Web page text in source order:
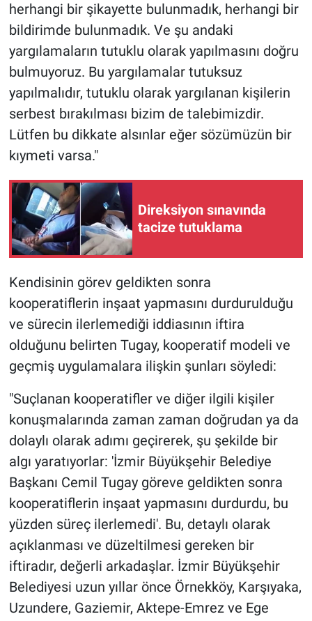
herhangi bir şikayette bulunmadık, herhangi bir
bildirimde bulunmadık. Ve şu andaki
yargılamaların tutuklu olarak yapılmasını doğru
bulmuyoruz. Bu yargılamalar tutuksuz
yapılmalıdır, tutuklu olarak yargılanan kişilerin
serbest bırakılması bizim de talebimizdir.
Lütfen bu dikkate alsınlar eğer sözümüzün bir
kıymeti varsa."
Direksiyon sınavında
tacize tutuklama
Kendisinin görev geldikten sonra
kooperatiflerin inşaat yapmasını durdurulduğu
ve sürecin ilerlemediği iddiasının iftira
olduğunu belirten Tugay, kooperatif modeli ve
geçmiş uygulamalara ilişkin şunları söyledi:
"Suçlanan kooperatifler ve diğer ilgili kişiler
konuşmalarında zaman zaman doğrudan ya da
dolaylı olarak adımı geçirerek, şu şekilde bir
algı yaratıyorlar: 'İzmir Büyükşehir Belediye
Başkanı Cemil Tugay göreve geldikten sonra
kooperatiflerin inşaat yapmasını durdurdu, bu
yüzden süreç ilerlemedi'. Bu, detaylı olarak
açıklanması ve düzeltilmesi gereken bir
iftiradır, değerli arkadaşlar. İzmir Büyükşehir
Belediyesi uzun yıllar önce Örnekköy, Karşıyaka,
Uzundere, Gaziemir, Aktepe-Emrez ve Ege
Yerel Yaşam
Canlı Yayın